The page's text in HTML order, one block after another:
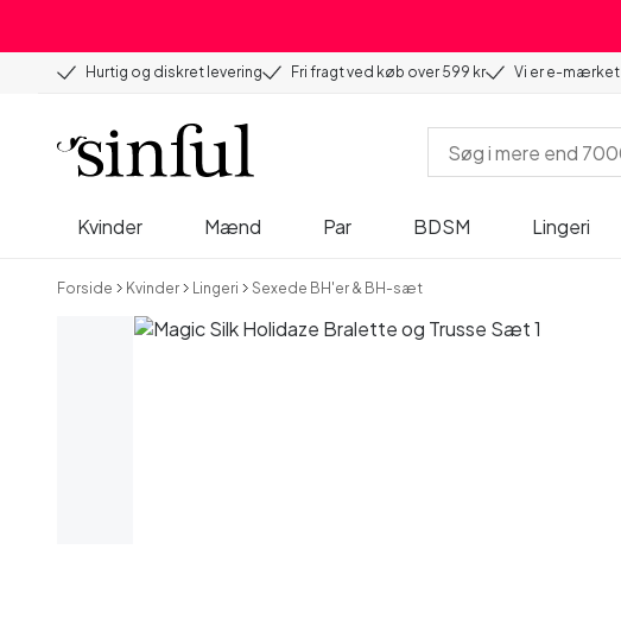
Hurtig og diskret levering Fri fragt ved køb over 599 kr Vi er e-mærket
Kvinder Mænd Par BDSM Lingeri
Forside Kvinder Lingeri Sexede BH'er & BH-sæt